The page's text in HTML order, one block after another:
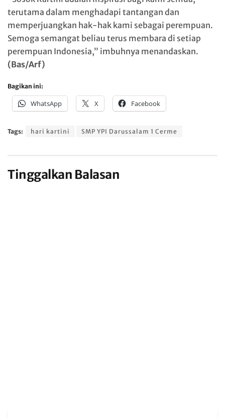
terutama dalam menghadapi tantangan dan
memperjuangkan hak-hak kami sebagai perempuan.
Semoga semangat beliau terus membara di setiap
perempuan Indonesia,” imbuhnya menandaskan.
(Bas/Arf)
Bagikan ini:
WhatsApp X Facebook
Tags: hari kartini SMP YPI Darussalam 1 Cerme
Tinggalkan Balasan